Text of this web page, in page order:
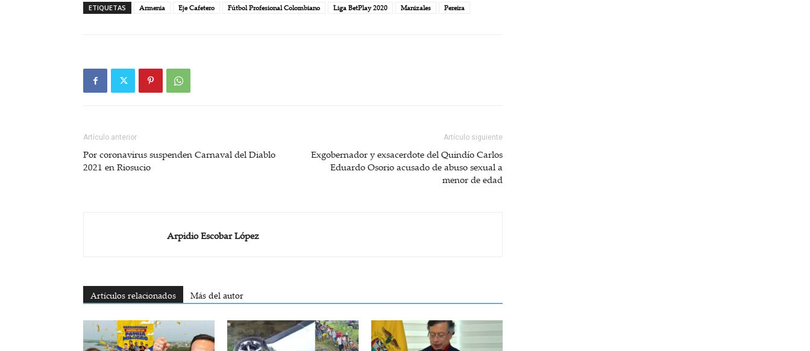
ETIQUETAS Armenia Eje Cafetero Fútbol Profesional Colombiano Liga BetPlay 2020 Manizales Pereira
Artículo anterior
Por coronavirus suspenden Carnaval del Diablo
2021 en Riosucio
Artículo siguiente
Exgobernador y exsacerdote del Quindío Carlos
Eduardo Osorio acusado de abuso sexual a
menor de edad
Arpidio Escobar López
Artículos relacionados Más del autor